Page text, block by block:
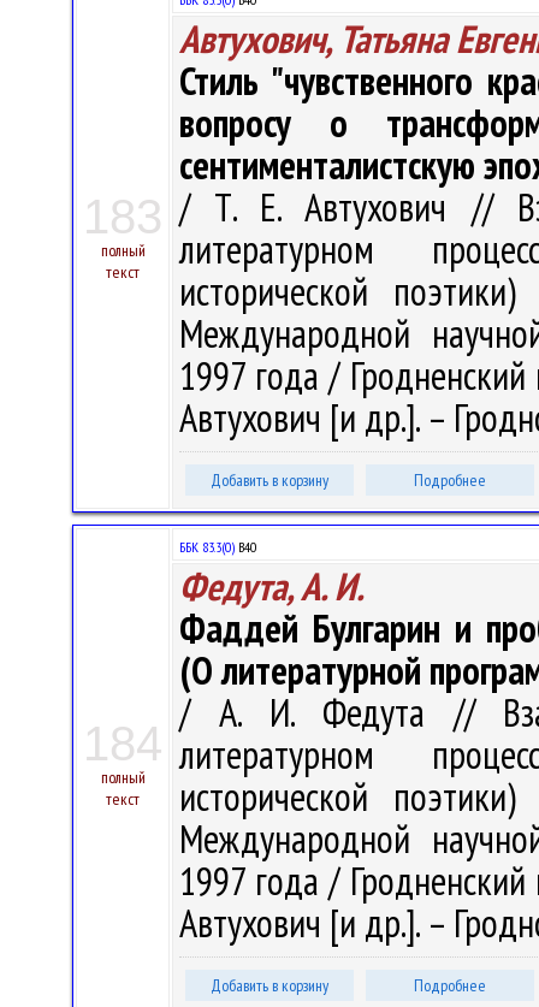
183
полный
текст
Автухович, Татьяна
Стиль "чувственного
вопросу о
сентименталистскую
/ Т. Е. Автухович //
литературном
исторической
Международной
1997 года /
Автухович [и др.]. –
Добавить в корзину Подробнее
184
полный
текст
ББК 83.3(0) В40
Федута, А. И.
Фаддей Булгарин и
(О литературной
/ А. И. Федута //
литературном
исторической
Международной
1997 года /
Автухович [и др.]. –
Добавить в корзину Подробнее